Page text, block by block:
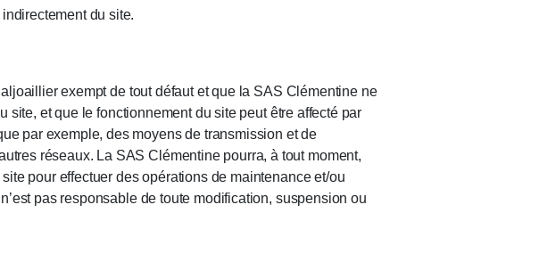
du site.
exempt de tout défaut et que la SAS Clémentine ne
site, et que le fonctionnement du site peut être affecté par
par exemple, des moyens de transmission et de
réseaux. La SAS Clémentine pourra, à tout moment,
pour effectuer des opérations de maintenance et/ou
pas responsable de toute modification, suspension ou